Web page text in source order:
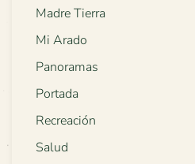
Madre Tierra
Mi Arado
Panoramas
Portada
Recreación
Salud